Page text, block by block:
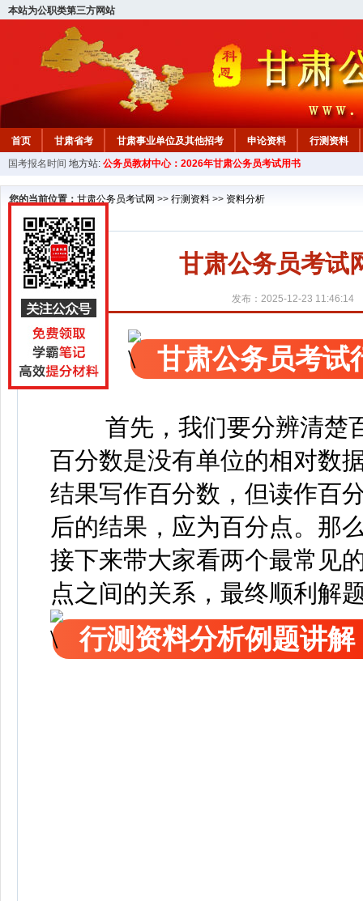
本站为公职类第三方网站
首页 甘肃省考 甘肃事业单位及其他招考 申论资料
行测资料
国考报名时间 地方站: 公务员教材中心：2026年甘肃公务员考试用书
您的当前位置： 甘肃公务员考试网 >> 行测资料 >> 资料分析
甘肃公务员考试
发布：2025-12-23 11:46:14
甘肃公务员考试
首先，我们要分辨清楚
百分数是没有单位的相对数
结果写作百分数，但读作百
后的结果，应为百分点。那
接下来带大家看两个最常见
点之间的关系，最终顺利解
行测资料分析例题讲解